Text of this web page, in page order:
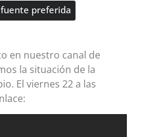
preferida
en nuestro canal de
la situación de la
El viernes 22 a las